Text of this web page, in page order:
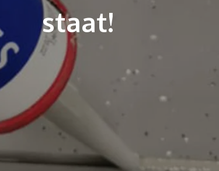
staat!